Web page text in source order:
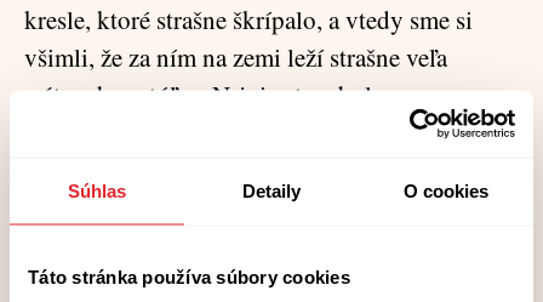
Súhlas Detaily O cookies
Táto stránka používa súbory cookies
kresle, ktoré strašne škrípalo, a vtedy sme si
všimli, že za ním na zemi leží strašne veľa
mŕtvych motýľov. Najviac tam bolo
vidlochvostov. Začali sme ich vyťahovať a jemne
spali. Niektoré sa už rozpadávali. Vzali sme
jedného nočného motýľa. Všetko sme to vložili